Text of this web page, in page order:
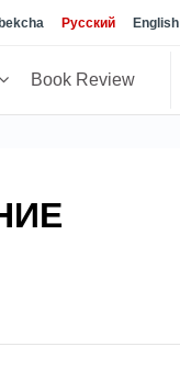
Русский English
Book Review